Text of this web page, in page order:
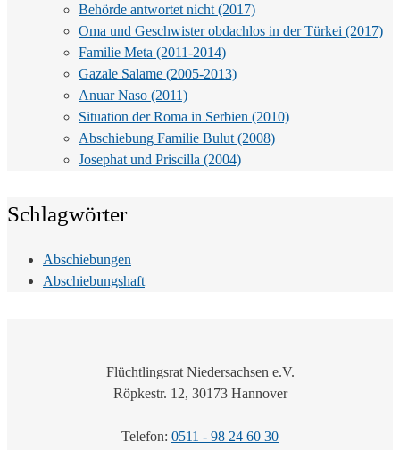
Behörde antwortet nicht (2017)
Oma und Geschwister obdachlos in der Türkei (2017)
Familie Meta (2011-2014)
Gazale Salame (2005-2013)
Anuar Naso (2011)
Situation der Roma in Serbien (2010)
Abschiebung Familie Bulut (2008)
Josephat und Priscilla (2004)
Schlagwörter
Abschiebungen
Abschiebungshaft
Flüchtlingsrat Niedersachsen e.V.
Röpkestr. 12, 30173 Hannover
Telefon: 0511 - 98 24 60 30